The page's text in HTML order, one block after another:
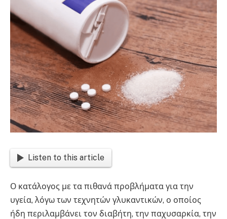
Listen to this article
Ο κατάλογος με τα πιθανά προβλήματα για την
υγεία, λόγω των τεχνητών γλυκαντικών, ο οποίος
ήδη περιλαμβάνει τον διαβήτη, την παχυσαρκία, την